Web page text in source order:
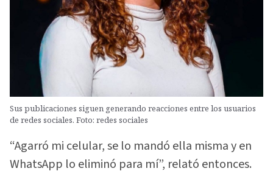
Sus publicaciones siguen generando reacciones entre los usuarios
de redes sociales. Foto: redes sociales
“Agarró mi celular, se lo mandó ella misma y en
WhatsApp lo eliminó para mí”, relató entonces.